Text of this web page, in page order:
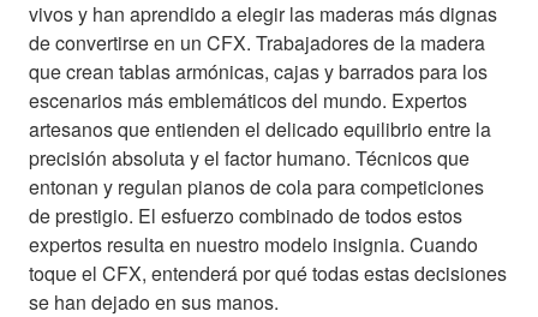
vivos y han aprendido a elegir las maderas más dignas
de convertirse en un CFX. Trabajadores de la madera
que crean tablas armónicas, cajas y barrados para los
escenarios más emblemáticos del mundo. Expertos
artesanos que entienden el delicado equilibrio entre la
precisión absoluta y el factor humano. Técnicos que
entonan y regulan pianos de cola para competiciones
de prestigio. El esfuerzo combinado de todos estos
expertos resulta en nuestro modelo insignia. Cuando
toque el CFX, entenderá por qué todas estas decisiones
se han dejado en sus manos.